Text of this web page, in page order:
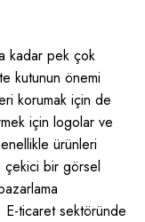
kadar pek çok
kutunun önemi
korumak için de
için logolar ve
ürünleri
çekici bir görsel
E-ticaret sektöründe